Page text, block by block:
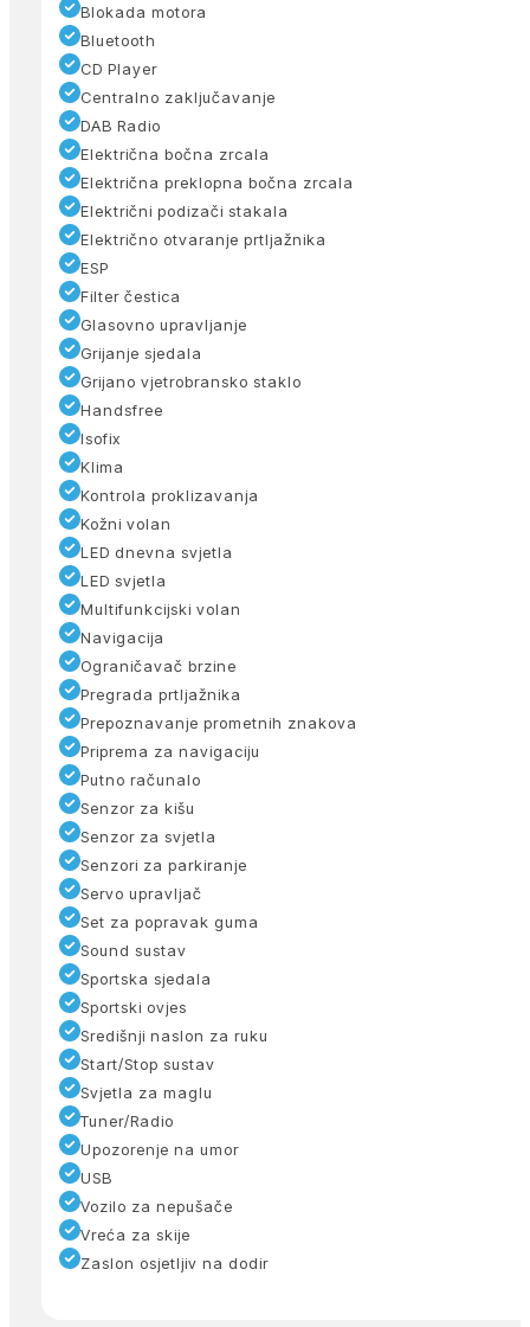
Blokada motora
Bluetooth
CD Player
Centralno zaključavanje
DAB Radio
Električna bočna zrcala
Električna preklopna bočna zrcala
Električni podizači stakala
Električno otvaranje prtljažnika
ESP
Filter čestica
Glasovno upravljanje
Grijanje sjedala
Grijano vjetrobransko staklo
Handsfree
Isofix
Klima
Kontrola proklizavanja
Kožni volan
LED dnevna svjetla
LED svjetla
Multifunkcijski volan
Navigacija
Ograničavač brzine
Pregrada prtljažnika
Prepoznavanje prometnih znakova
Priprema za navigaciju
Putno računalo
Senzor za kišu
Senzor za svjetla
Senzori za parkiranje
Servo upravljač
Set za popravak guma
Sound sustav
Sportska sjedala
Sportski ovjes
Središnji naslon za ruku
Start/Stop sustav
Svjetla za maglu
Tuner/Radio
Upozorenje na umor
USB
Vozilo za nepušače
Vreća za skije
Zaslon osjetljiv na dodir